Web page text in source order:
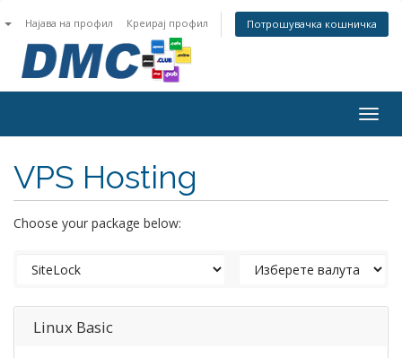
Најава на профил Креирај профил Потрошувачка кошничка
VPS Hosting
Choose your package below:
Linux Basic